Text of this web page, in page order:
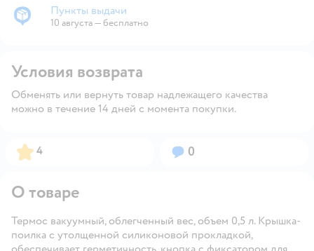
Пункты выдачи
Пункты выдачи
10 августа—бесплатно
Условия возврата
Обменять или вернуть товар надлежащего качества
можно в течение 14 дней с момента покупки.
Рейтинг:
4 Вопросов:
0
О товаре
Термос вакуумный, облегченный вес, объем 0,5 л. Крышка-
поилка с утолщенной силиконовой прокладкой,